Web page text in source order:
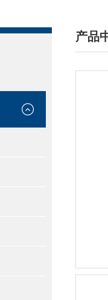
产品
/